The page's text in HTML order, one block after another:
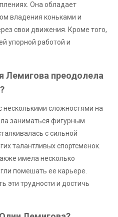
Она обладает
владения коньками и
свои движения. Кроме того,
упорной работой и
Лемигова преодолела
несколькими сложностями на
заниматься фигурным
с сильной
талантливых спортсменок.
имела несколько
помешать ее карьере.
эти трудности и достичь